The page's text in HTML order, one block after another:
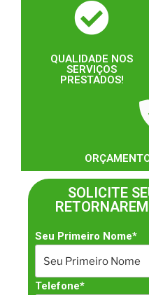
QUALIDADE NOS
SERVIÇOS
PRESTADOS!
SOLICITE
Seu Primeiro Nome*
Telefone*